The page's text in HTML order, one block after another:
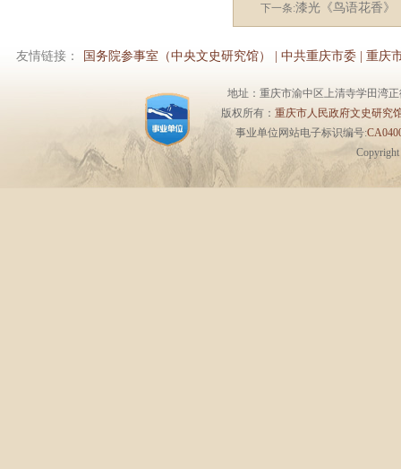
下一条:漆光《鸟语花香》
友情链接： 国务院参事室（中央文史研究馆） 中共重庆市委 重庆
地址：重庆市渝中区上清寺学田湾
版权所有： 重庆市人民政府文史研究
事业单位网站电子标识编号: